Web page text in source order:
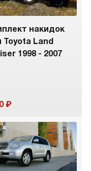
накидок
Toyota Land
1998 - 2007